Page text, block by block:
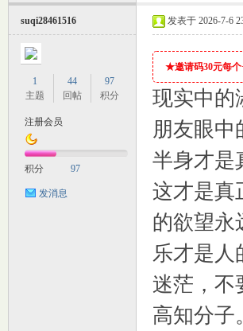
suqi28461516
1
主题
44
回帖
97
积分
注册会员
积分 97
发消息
发表于 2026-7-6
★邀请码30元每个
现实中的
朋友眼中
半身才是
这才是真
的欲望永
乐才是人
迷茫，不
高知分子